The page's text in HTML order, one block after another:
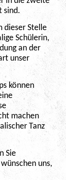
sind.
dieser Stelle
Schülerin,
an der
unser
können
machen
Tanz
Sie
uns,